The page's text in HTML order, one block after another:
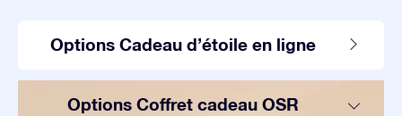
Options Cadeau d’étoile en ligne
Options Coffret cadeau OSR